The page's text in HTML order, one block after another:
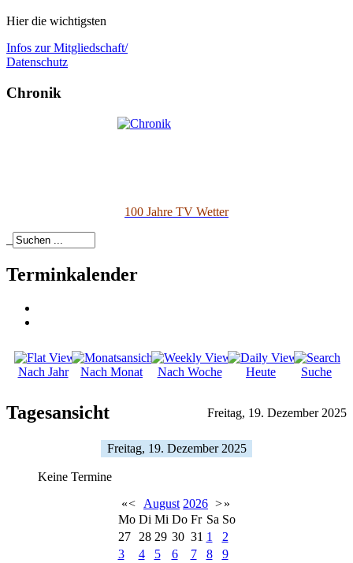
Hier die wichtigsten
Infos zur Mitgliedschaft/
Datenschutz
Chronik
100 Jahre TV Wetter
Terminkalender
Nach Jahr Nach Monat Nach Woche Heute Suche
Tagesansicht Freitag, 19. Dezember 2025
Freitag, 19. Dezember 2025
Keine Termine
«< August 2026 >»
Mo Di Mi Do Fr Sa So
27
28 29 30 31 1
2
3
4 5 6 7 8
9